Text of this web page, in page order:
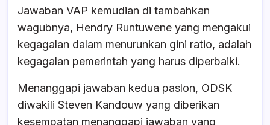
Jawaban VAP kemudian di tambahkan
wagubnya, Hendry Runtuwene yang mengakui
kegagalan dalam menurunkan gini ratio, adalah
kegagalan pemerintah yang harus diperbaiki.
Menanggapi jawaban kedua paslon, ODSK
diwakili Steven Kandouw yang diberikan
kesempatan menanggapi jawaban yang